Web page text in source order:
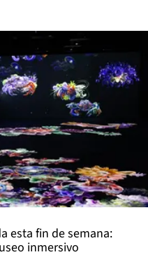
esta fin de semana:
inmersivo